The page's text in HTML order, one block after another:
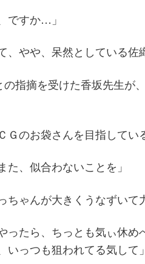
ですか…」
、やや、呆然としている
の指摘を受けた香坂先生が
Ｇのお袋さんを目指してい
、似合わないことを」
ちゃんが大きくうなずいて
ったら、ちっとも気ぃ休め
いっつも狙われてる気して